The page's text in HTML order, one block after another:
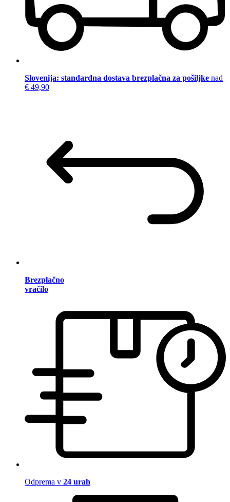
Slovenija: standardna dostava brezplačna za pošiljke nad
€ 49,90
Brezplačno
vračilo
Odprema v 24 urah